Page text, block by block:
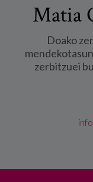
Matia
Doako
zerbitzuei